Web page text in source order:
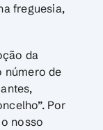
freguesia,
da
número de
Por
nosso